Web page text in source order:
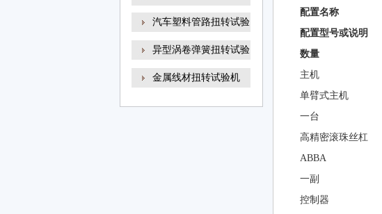
汽车塑料管路扭转试验
异型涡卷弹簧扭转试验
金属线材扭转试验机
配置名称
配置型号或说明
数量
主机
单臂式主机
一台
高精密滚珠丝杠
ABBA
一副
控制器